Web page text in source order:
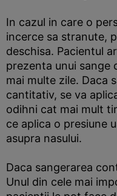
In cazul in care o
incerce sa stranute,
deschisa. Pacientul
prezenta unui sange
mai multe zile. Daca
cantitativ, se va
odihni cat mai mult
ce aplica o presiune
asupra nasului.
Daca sangerarea
Unul din cele mai